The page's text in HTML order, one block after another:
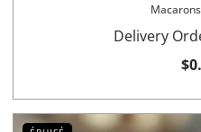
Delivery